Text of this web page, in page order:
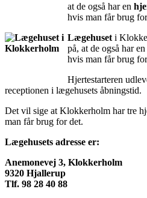
at de også har en
hvis man får brug
Lægehuset i
på, at de også har en
hvis man får brug
Hjertestarteren
receptionen i lægehusets åbningstid.
Det vil sige at Klokkerholm har tre
man får brug for det.
Lægehusets adresse er:
Anemonevej 3, Klokkerholm
9320 Hjallerup
Tlf. 98 28 40 88